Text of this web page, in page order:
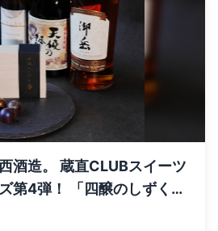
酒造。 蔵直CLUBスイーツ
第4弾！ 「四醸のしずく～
」新発売